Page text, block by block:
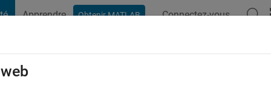
Apprendre Obtenir MATLAB Connectez-vous